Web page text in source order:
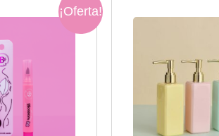
¡Oferta!
original
era:
$15.000.
El
precio